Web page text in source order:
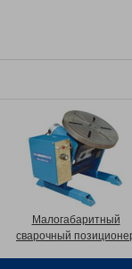
Малогабаритный
сварочный